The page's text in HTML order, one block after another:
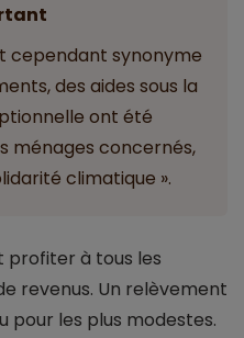
cependant synonyme
des aides sous la
ont été
ménages concernés,
climatique ».
profiter à tous les
revenus. Un relèvement
pour les plus modestes.